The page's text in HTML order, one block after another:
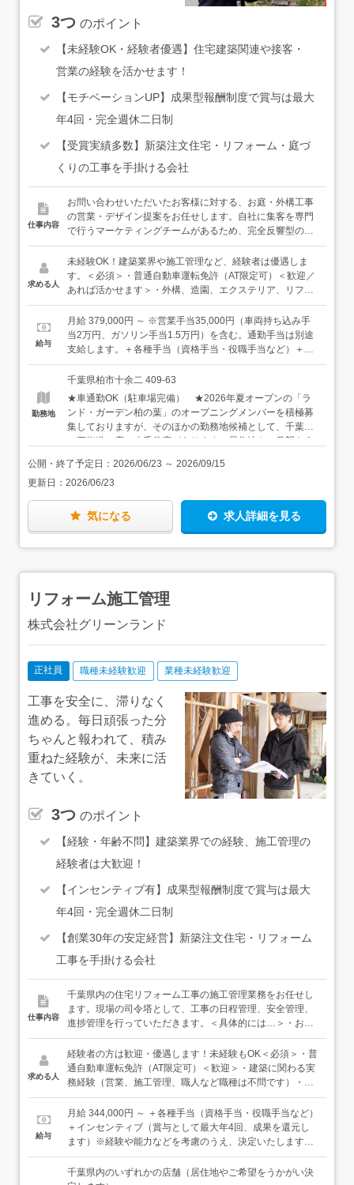
3つ のポイント
【未経験OK・経験者優遇】住宅建築関連や接客・
営業の経験を活かせます！
【モチベーションUP】成果型報酬制度で賞与は最大
年4回・完全週休二日制
【受賞実績多数】新築注文住宅・リフォーム・庭づ
くりの工事を手掛ける会社
仕事内容
お問い合わせいただいたお客様に対する、お庭・外構工事
の営業・デザイン提案をお任せします。自社に集客を専門
で行うマーケティングチームがあるため、完全反響型の営
業となります。お客様のご要望のヒアリング、提案など、
お客様と向き合う時間に力を注ぐことができる環境です。
＜具体的な仕事の流れ＞・お客様と打ち合わせにてヒアリ
ング／提案準備「維持しやすいお庭にしたい」「防犯対策
ど、お客様のお悩みやご要望をじっくりと伺い、お客様に
合わせた提案を行います。お話を伺ったうえで、CADソフ
トを用いて図面やイメージ図を作成します。↓・デザイン提
ン決定後、施工管理に引継ぎ施工管理は別の担当者になり
ますが、営業も適宜施工中の現場に伺い、連携しながら工
事を進めていきます。↓・施工完了／お引き渡しお引き渡し
に立ち会い、そこでお客様に喜んでいただけたり、直接感
謝の言葉をいただけることもあります。自らのデザインが
形になる感動も大きいです。＜入社後は…＞未経験の方
は、先輩社員に同行し、打ち合わせ同席、現場訪問を行っ
ていただきます。お庭のデザインがはじめてでも、研修を
しっかり行いますので安心してください。CADの使い方や
見積書の作成も実務を通してお教えします。＜慣れてきた
ら…＞少しずつ業務に慣れていただき、3ヶ月程度でお客
我孫子市・野田市など）です。新築とリフォームの割合は
います！「ランド・ガーデン柏の葉」は2026年夏オープン
求める人
未経験OK！建築業界や施工管理など、経験者は優遇しま
す。＜必須＞・普通自動車運転免許（AT限定可）＜歓迎／
あれば活かせます＞・外構、造園、エクステリア、リフォ
ームなど、住宅建築に関連する実務経験・営業、接客経験
（異業種でもOKです）・CADの使用経験＜こんな方に向
いています＞・デザインやコーディネートするのが好きな
方・人と話すことが好きな方・自然やお庭が好きな方・収
給与
月給 379,000円 ～ ※営業手当35,000円（車両持ち込み手
当2万円、ガソリン手当1.5万円）を含む。通勤手当は別途
支給します。＋各種手当（資格手当・役職手当など）＋イ
ンセンティブ（賞与として最大年4回、成果を還元しま
す）※経験や能力などを考慮のうえ、決定いたします。＜
年収例＞600万円／入社3年目、31歳800万円／入社6年
目、37歳
勤務地
千葉県柏市十余二 409-63
★車通勤OK（駐車場完備） ★2026年夏オープンの「ラ
ンド・ガーデン柏の葉」のオープニングメンバーを積極募
集しておりますが、そのほかの勤務地候補として、千葉
（四街道）店、八千代店があります。居住地やご希望をう
284-0016 千葉県四街道市もねの里1-2-18 アクセス：四
街道I.Cより車で1分 ・「ランド・ガーデン八千代」
ス：東葉高速鉄道「八千代緑が丘駅」より徒歩17分
公開・終了予定日： 2026/06/23 ～ 2026/09/15
更新日： 2026/06/23
気になる 求人詳細を見る
リフォーム施工管理
株式会社グリーンランド
正社員 職種未経験歓迎 業種未経験歓迎
工事を安全に、滞りなく
進める。毎日頑張った分
ちゃんと報われて、積み
重ねた経験が、未来に活
きていく。
3つ のポイント
【経験・年齢不問】建築業界での経験、施工管理の
経験者は大歓迎！
【インセンティブ有】成果型報酬制度で賞与は最大
年4回・完全週休二日制
【創業30年の安定経営】新築注文住宅・リフォーム
工事を手掛ける会社
仕事内容
千葉県内の住宅リフォーム工事の施工管理業務をお任せし
ます。現場の司令塔として、工事の日程管理、安全管理、
進捗管理を行っていただきます。＜具体的には…＞・お客
様や社内のスタッフ、職人との打ち合わせ・工事の日程管
理、安全管理、進捗管理・資材発注・お客様への引き渡し
など＜入社したら…＞最初は、先輩社員に同行し、仕事の
流れを覚えていただきます。営業や職人、協力会社、商社
かで、経験と知識が豊富な人が多いです。新しいことも勉
強しながら、少しずつ仕事に慣れていっていただけます
よ。＜キャリアパス＞施工管理を続けていくことはもちろ
から設計職へチャレンジして活躍している先輩社員もいま
求める人
経験者の方は歓迎・優遇します！未経験もOK＜必須＞・普
通自動車運転免許（AT限定可）＜歓迎＞・建築に関わる実
務経験（営業、施工管理、職人など職種は不問です）・施
工管理の実務経験＜こんな方に向いています＞・建築に興
味がある方・建築業界経験を活かして、長く続けていきた
い方・収入アップを目指している方★建築施工管理技士な
ど資格をお持ちの方は資格手当もあります。もちろん、入
給与
月給 344,000円 ～ ＋各種手当（資格手当・役職手当など）
＋インセンティブ（賞与として最大年4回、成果を還元し
ます）※経験や能力などを考慮のうえ、決定いたします。
＜年収例＞680万円／入社3年目、37歳850万円／入社9年
目、45歳
千葉県内のいずれかの店舗（居住地やご希望をうかがい決